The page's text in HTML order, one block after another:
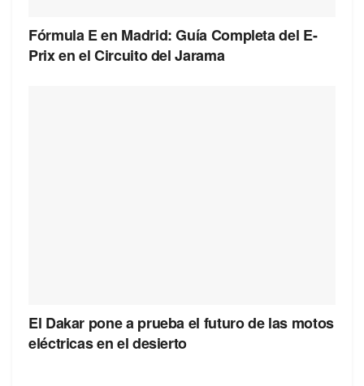
Fórmula E en Madrid: Guía Completa del E-
Prix en el Circuito del Jarama
El Dakar pone a prueba el futuro de las motos
eléctricas en el desierto